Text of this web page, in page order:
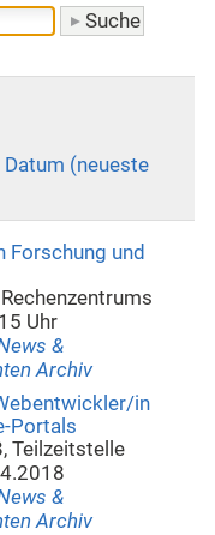
Datum (neueste
Forschung und
Uhr
&
Archiv
in
Portals
Teilzeitstelle
&
Archiv